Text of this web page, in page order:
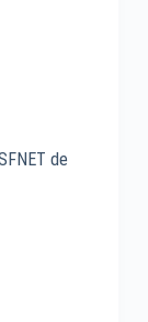
de